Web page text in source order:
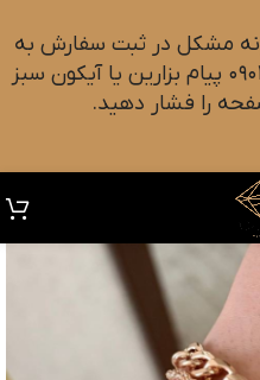
مشکل در ثبت سفارش به
واتس آپ این شماره ۰۹۰۱۸۲۷۳۷۹۸ پیام بزارین یا آیکون سبز
را فشار دهید.